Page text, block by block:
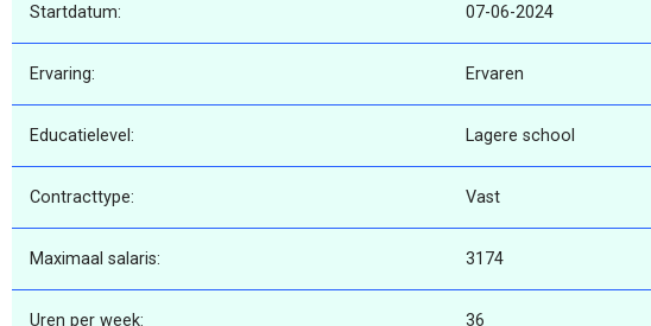
Startdatum: 07-06-2024
Ervaring: Ervaren
Educatielevel: Lagere school
Contracttype: Vast
Maximaal salaris: 3174
Uren per week: 36